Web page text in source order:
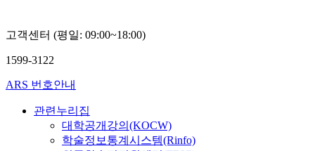
고객센터 (평일: 09:00~18:00)
1599-3122
ARS 번호안내
관련누리집
대학공개강의(KOCW)
학술정보통계시스템(Rinfo)